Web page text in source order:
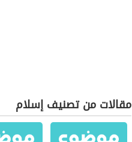
مقالات من تصنيف إسلام